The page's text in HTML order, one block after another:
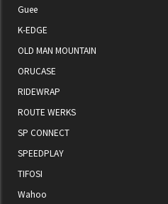
Guee
K-EDGE
OLD MAN MOUNTAIN
ORUCASE
RIDEWRAP
ROUTE WERKS
SP CONNECT
SPEEDPLAY
TIFOSI
Wahoo